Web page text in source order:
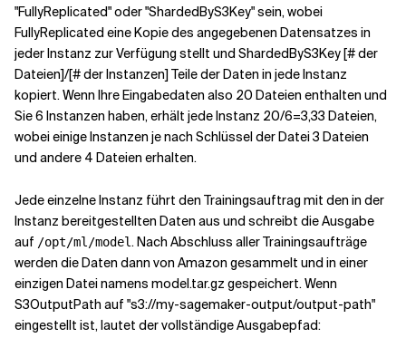
"FullyReplicated" oder "ShardedByS3Key" sein, wobei
FullyReplicated eine Kopie des angegebenen Datensatzes in
jeder Instanz zur Verfügung stellt und ShardedByS3Key [# der
Dateien]/[# der Instanzen] Teile der Daten in jede Instanz
kopiert. Wenn Ihre Eingabedaten also 20 Dateien enthalten und
Sie 6 Instanzen haben, erhält jede Instanz 20/6=3,33 Dateien,
wobei einige Instanzen je nach Schlüssel der Datei 3 Dateien
und andere 4 Dateien erhalten.
Jede einzelne Instanz führt den Trainingsauftrag mit den in der
Instanz bereitgestellten Daten aus und schreibt die Ausgabe
auf /opt/ml/model. Nach Abschluss aller Trainingsaufträge
werden die Daten dann von Amazon gesammelt und in einer
einzigen Datei namens model.tar.gz gespeichert. Wenn
S3OutputPath auf "s3://my-sagemaker-output/output-path"
eingestellt ist, lautet der vollständige Ausgabepfad: